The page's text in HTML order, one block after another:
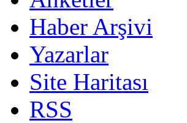
Haber Arşivi
Yazarlar
Site Haritası
RSS